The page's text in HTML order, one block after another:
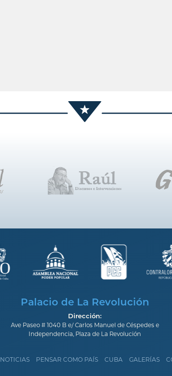
Palacio de La Revolución
Dirección:
Ave Paseo # 1040 B e/ Carlos Manuel de Céspedes e
Independencia, Plaza de La Revolución
NOTICIAS PENSAR COMO PAÍS CUBA GALERÍAS